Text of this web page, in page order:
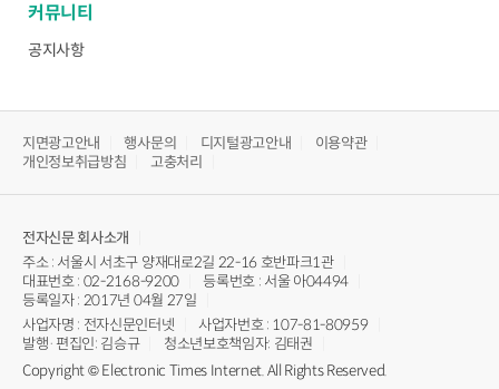
커뮤니티
공지사항
지면광고안내 행사문의 디지털광고안내
이용약관
개인정보취급방침
고충처리
전자신문회사소개
주소 : 서울시 서초구 양재대로2길 22-16 호반파크1관
대표번호 : 02-2168-9200
등록번호 : 서울 아04494
등록일자 : 2017년 04월 27일
사업자명 : 전자신문인터넷
사업자번호 : 107-81-80959
발행·편집인: 김승규
청소년보호책임자: 김태권
Copyright © Electronic Times Internet. All Rights Reserved.